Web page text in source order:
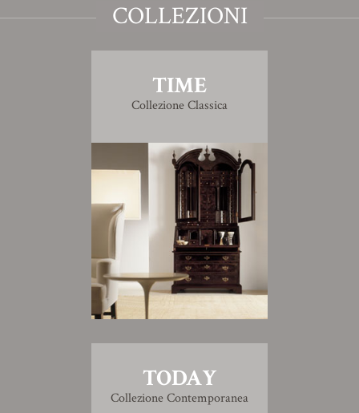
COLLEZIONI
TIME
Collezione Classica
TODAY
Collezione Contemporanea